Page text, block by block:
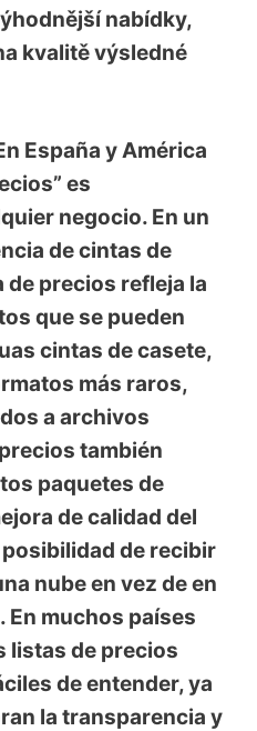
nabídky,
kvalitě výsledné
España y América
es
negocio. En un
de cintas de
de precios refleja la
que se pueden
cintas de casete,
más raros,
a archivos
también
paquetes de
de calidad del
de recibir
nube en vez de en
muchos países
listas de precios
de entender, ya
la transparencia y